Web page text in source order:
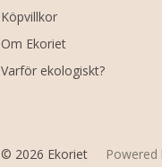
Köpvillkor
Om Ekoriet
Varför ekologiskt?
© 2026 Ekoriet Powered